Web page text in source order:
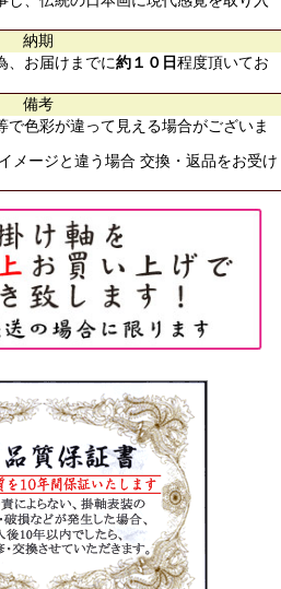
納期
、お届けまでに約１０日 程度頂いてお
備考
色彩が違って見える場合がございま
メージと違う場合 交換・返品をお受け